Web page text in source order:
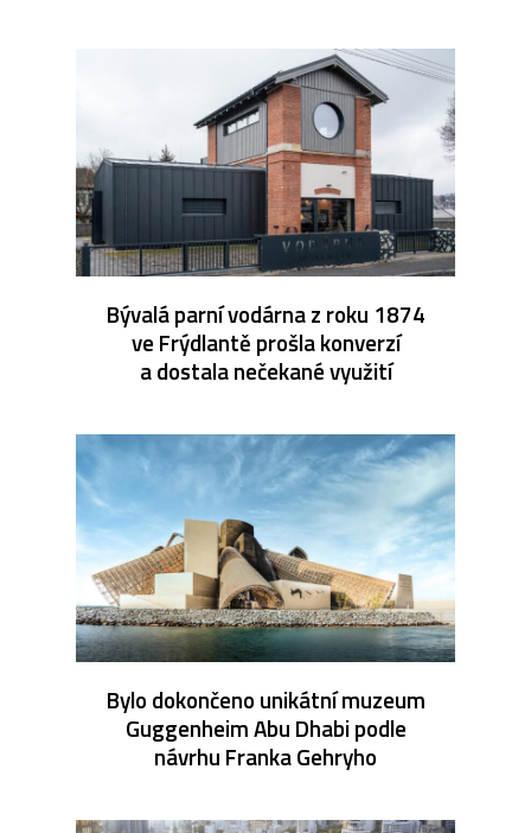
Bývalá parní vodárna z roku 1874
ve Frýdlantě prošla konverzí
a dostala nečekané využití
Bylo dokončeno unikátní muzeum
Guggenheim Abu Dhabi podle
návrhu Franka Gehryho